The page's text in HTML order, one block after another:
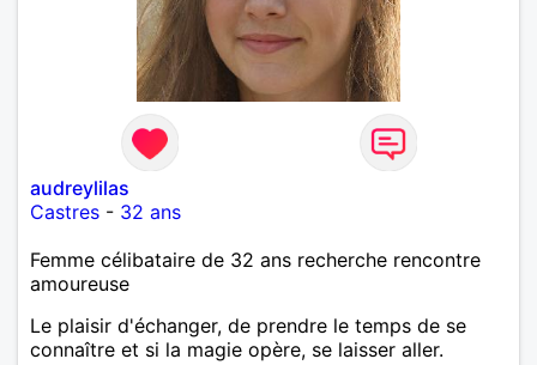
audreylilas
Castres - 32 ans
Femme célibataire de 32 ans recherche rencontre
amoureuse
Le plaisir d'échanger, de prendre le temps de se
connaître et si la magie opère, se laisser aller.